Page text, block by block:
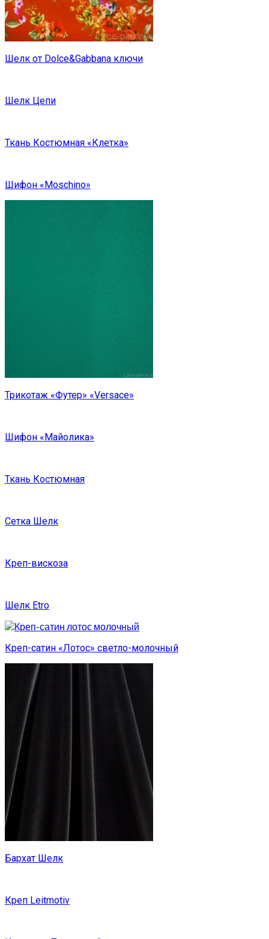
Шелк от Dolce&Gabbana ключи
Шелк Цепи
Ткань Костюмная «Клетка»
Шифон «Moschino»
Трикотаж «Футер» «Versace»
Шифон «Майолика»
Ткань Костюмная
Сетка Шелк
Креп-вискоза
Шелк Etro
Креп-сатин «Лотос» светло-молочный
Бархат Шелк
Креп Leitmotiv